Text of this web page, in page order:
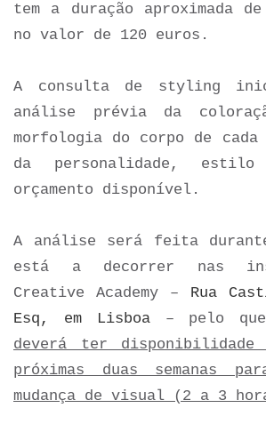
tem a duração aproximada
no valor de 120 euros.
A consulta de styling
análise prévia da
morfologia do corpo de cada
da personalidade,
orçamento disponível.
A análise será feita
está a decorrer nas
Creative Academy – Rua
Esq, em Lisboa– pelo
deverá ter disponibilidade
próximas duas semanas
mudança de visual (2 a 3